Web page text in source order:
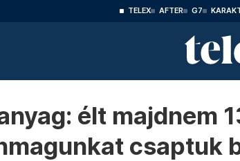
TELEX AFTER G7
élt majdnem
csaptuk